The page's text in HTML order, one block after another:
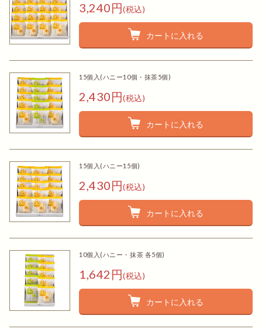
3,240円(税込)
カートに入れる
15個入(ハニー10個・抹茶5個)
2,430円(税込)
カートに入れる
15個入(ハニー15個)
2,430円(税込)
カートに入れる
10個入(ハニー・抹茶 各5個)
1,642円(税込)
カートに入れる